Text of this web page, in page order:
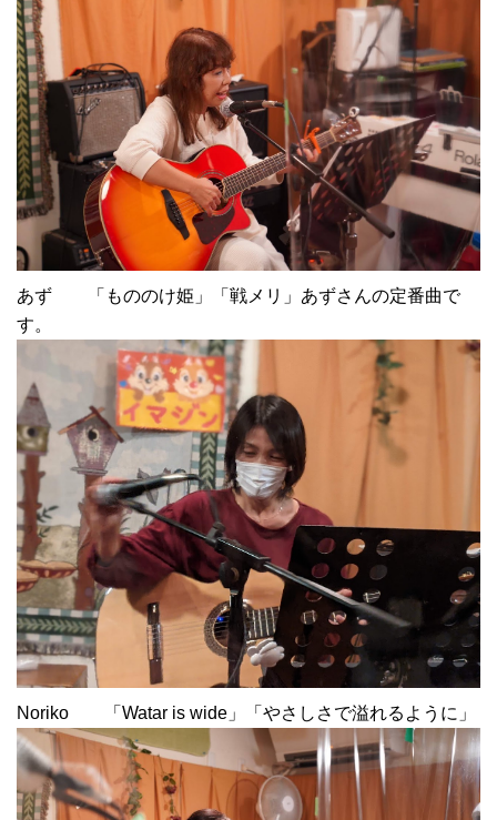
あず 「もののけ姫」「戦メリ」あずさんの定番曲で
す。
Noriko 「Watar is wide」「やさしさで溢れるように」